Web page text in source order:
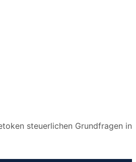
steuerlichen Grundfragen in